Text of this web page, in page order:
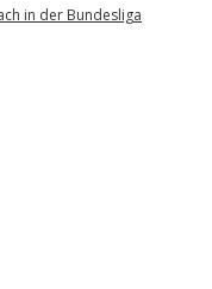
in der Bundesliga